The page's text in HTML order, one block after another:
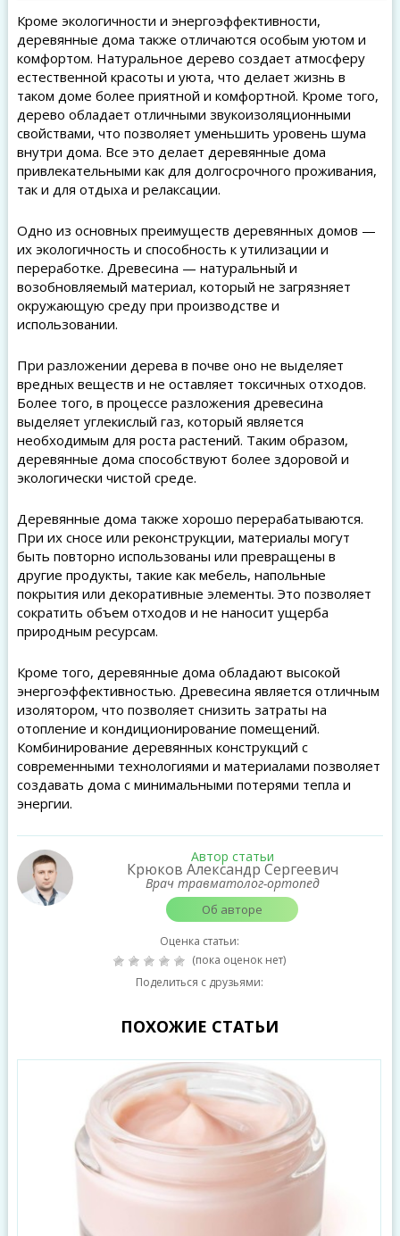
Кроме экологичности и энергоэффективности,
деревянные дома также отличаются особым уютом и
комфортом. Натуральное дерево создает атмосферу
естественной красоты и уюта, что делает жизнь в
таком доме более приятной и комфортной. Кроме того,
дерево обладает отличными звукоизоляционными
свойствами, что позволяет уменьшить уровень шума
внутри дома. Все это делает деревянные дома
привлекательными как для долгосрочного проживания,
так и для отдыха и релаксации.
Одно из основных преимуществ деревянных домов —
их экологичность и способность к утилизации и
переработке. Древесина — натуральный и
возобновляемый материал, который не загрязняет
окружающую среду при производстве и
использовании.
При разложении дерева в почве оно не выделяет
вредных веществ и не оставляет токсичных отходов.
Более того, в процессе разложения древесина
выделяет углекислый газ, который является
необходимым для роста растений. Таким образом,
деревянные дома способствуют более здоровой и
экологически чистой среде.
Деревянные дома также хорошо перерабатываются.
При их сносе или реконструкции, материалы могут
быть повторно использованы или превращены в
другие продукты, такие как мебель, напольные
покрытия или декоративные элементы. Это позволяет
сократить объем отходов и не наносит ущерба
природным ресурсам.
Кроме того, деревянные дома обладают высокой
энергоэффективностью. Древесина является отличным
изолятором, что позволяет снизить затраты на
отопление и кондиционирование помещений.
Комбинирование деревянных конструкций с
современными технологиями и материалами позволяет
создавать дома с минимальными потерями тепла и
энергии.
Автор статьи
Крюков Александр Сергеевич
Врач травматолог-ортопед
Об авторе
Оценка статьи:
(пока оценок нет)
Поделиться с друзьями:
ПОХОЖИЕ СТАТЬИ